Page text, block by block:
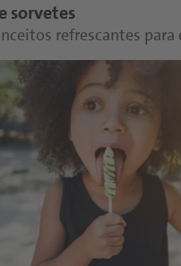
sorvetes
refrescantes para